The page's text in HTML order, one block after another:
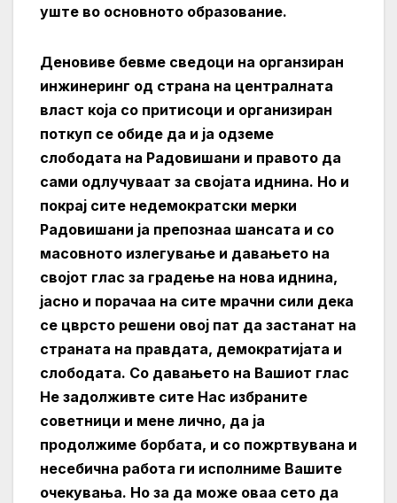
уште во основното образование.
Деновиве бевме сведоци на органзиран
инжинеринг од страна на централната
власт која со притисоци и организиран
поткуп се обиде да и ја одземе
слободата на Радовишани и правото да
сами одлучуваат за својата иднина. Но и
покрај сите недемократски мерки
Радовишани ја препознаа шансата и со
масовното излегување и давањето на
својот глас за градење на нова иднина,
јасно и порачаа на сите мрачни сили дека
се цврсто решени овој пат да застанат на
страната на правдата, демократијата и
слободата. Со давањето на Вашиот глас
Не задолживте сите Нас избраните
советници и мене лично, да ја
продолжиме борбата, и со пожртвувана и
несебична работа ги исполниме Вашите
очекувања. Но за да може оваа сето да